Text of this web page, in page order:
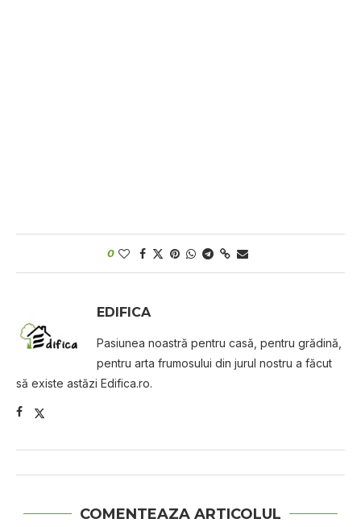
0
EDIFICA
Pasiunea noastră pentru casă, pentru grădină,
pentru arta frumosului din jurul nostru a făcut
să existe astăzi Edifica.ro.
COMENTEAZA ARTICOLUL